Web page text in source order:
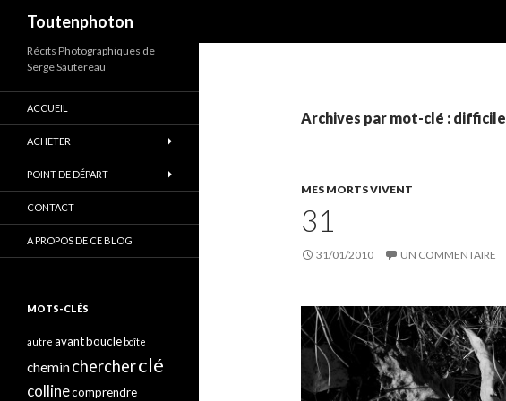
Toutenphoton
Archives par mot-clé : difficile
MES MORTS VIVENT
31
31/01/2010 UN COMMENTAIRE
Récits Photographiques de
Serge Sautereau
ACCUEIL
ACHETER
POINT DE DÉPART
CONTACT
A PROPOS DE CE BLOG
MOTS-CLÉS
autre avantboucle boîte
cheminchercherclé
collinecomprendre